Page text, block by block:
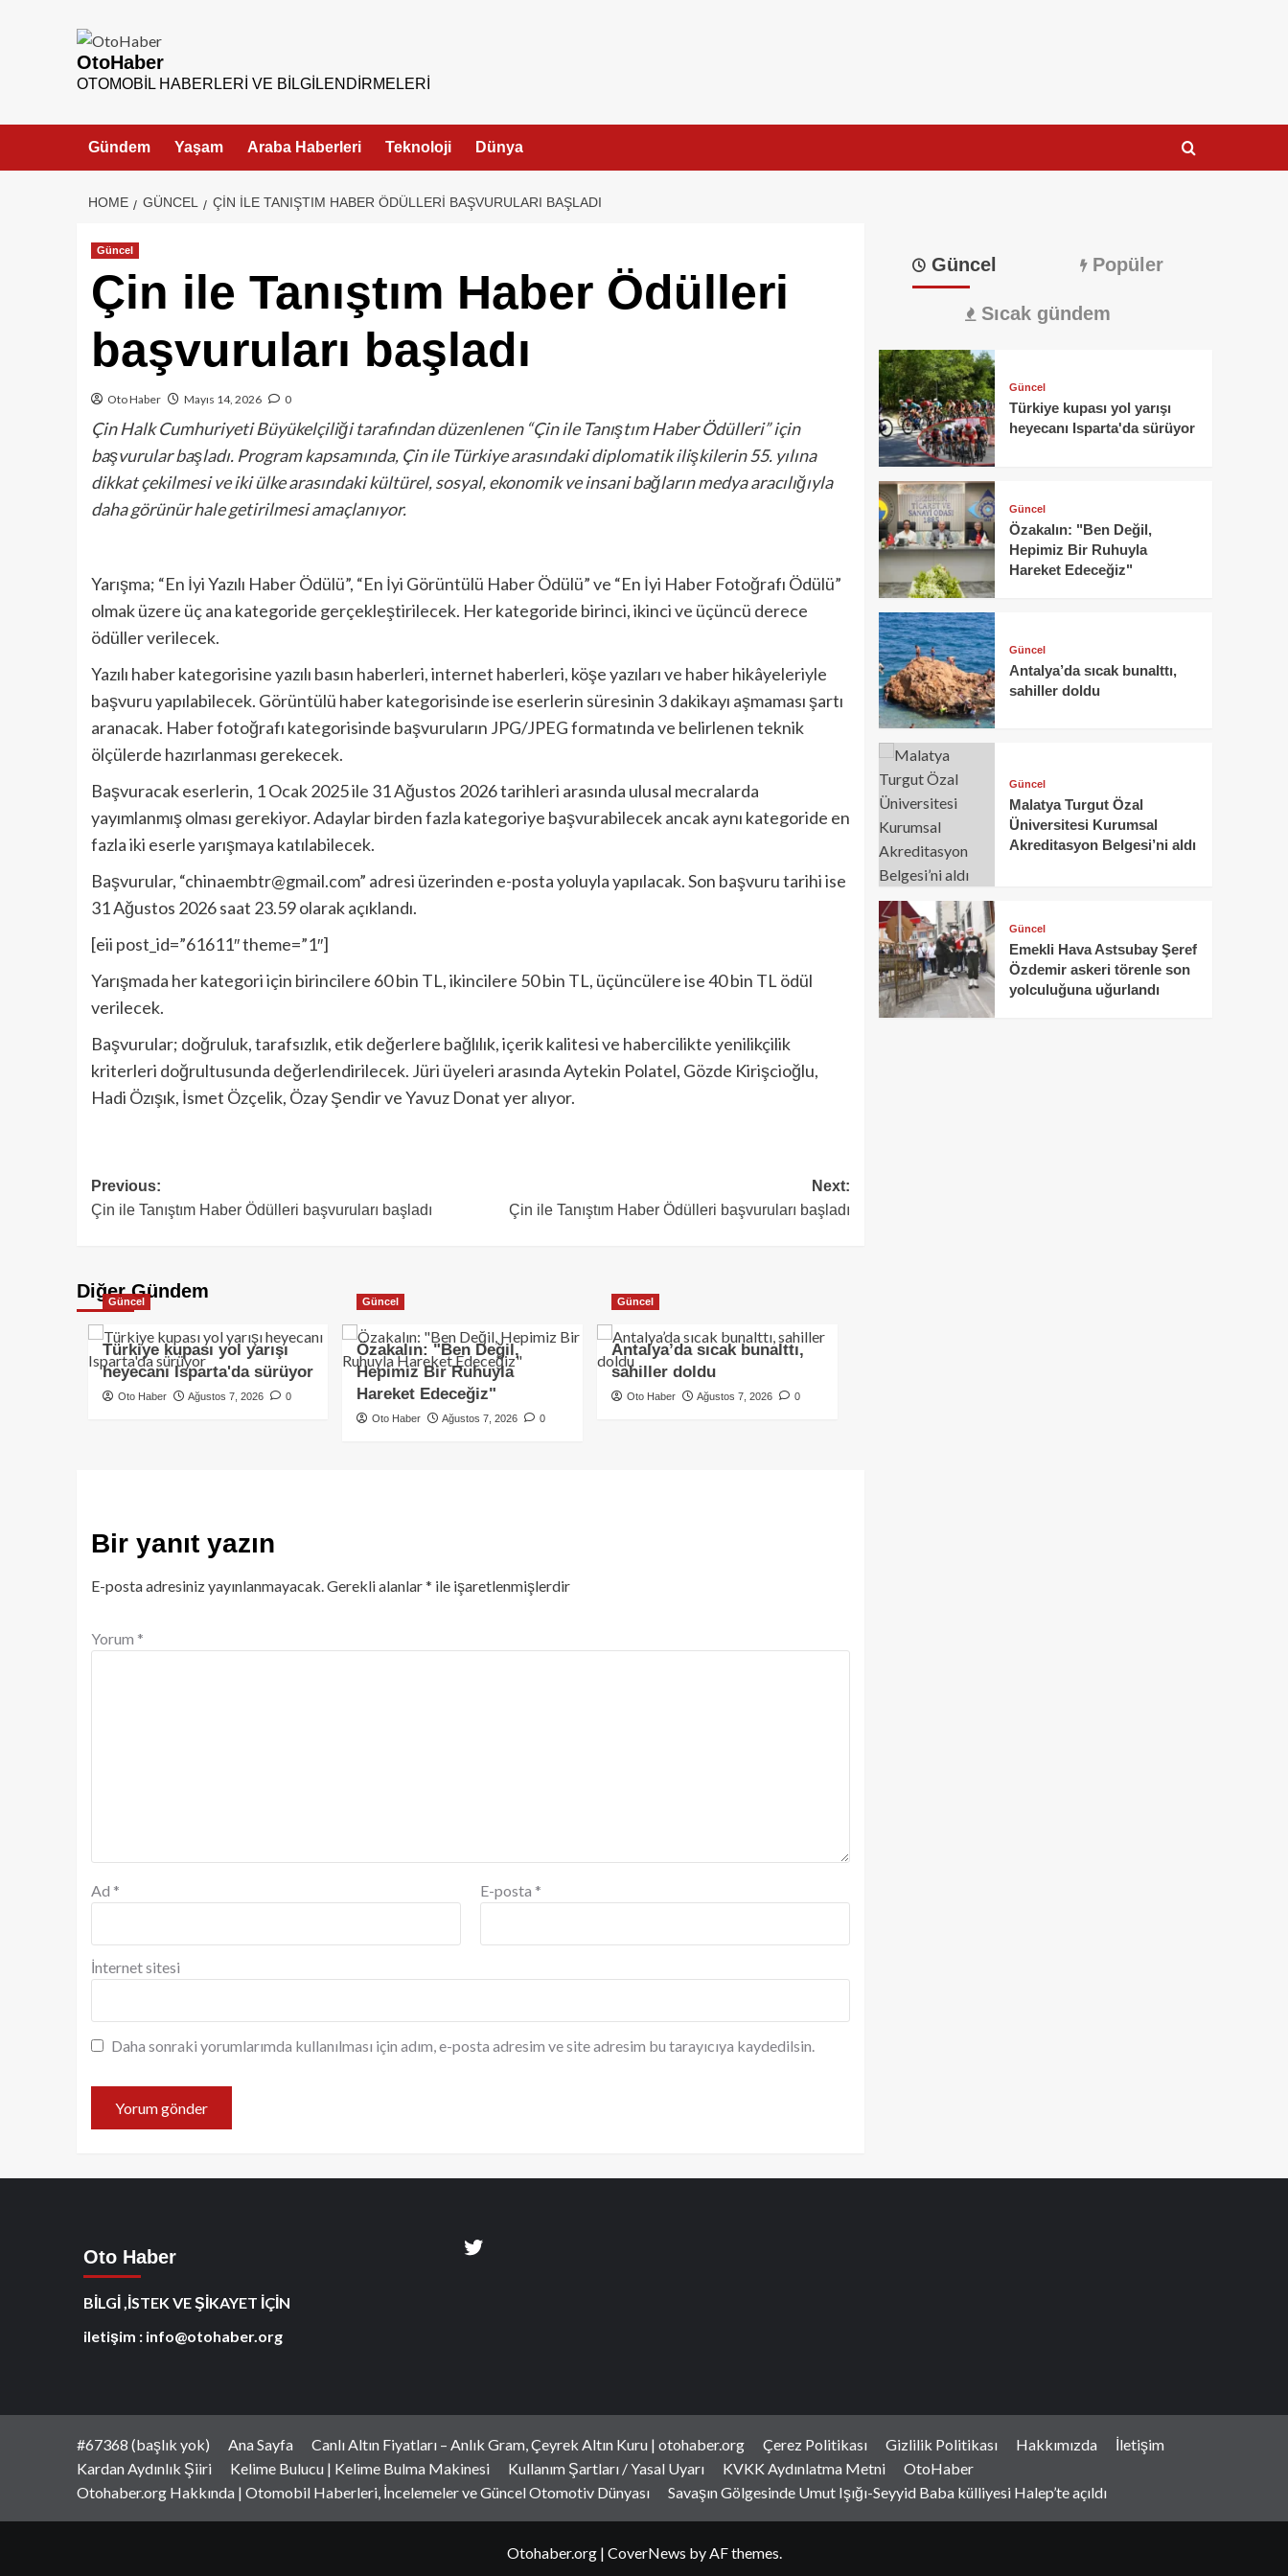
OtoHaber
OTOMOBIL HABERLERI VE BILGILENDIRMELERI
Gündem Yaşam Araba Haberleri Teknoloji Dünya
HOME GÜNCEL ÇIN ILE TANIŞTIM HABER ÖDÜLLERI BAŞVURULARI BAŞLADI
Güncel
Çin ile Tanıştım Haber Ödülleri
başvuruları başladı
Oto Haber Mayıs 14, 2026 0
Çin Halk Cumhuriyeti Büyükelçiliği tarafından düzenlenen “Çin ile Tanıştım Haber Ödülleri” için
başvurular başladı. Program kapsamında, Çin ile Türkiye arasındaki diplomatik ilişkilerin 55. yılına
dikkat çekilmesi ve iki ülke arasındaki kültürel, sosyal, ekonomik ve insani bağların medya aracılığıyla
daha görünür hale getirilmesi amaçlanıyor.
Yarışma; “En İyi Yazılı Haber Ödülü”, “En İyi Görüntülü Haber Ödülü” ve “En İyi Haber Fotoğrafı Ödülü”
olmak üzere üç ana kategoride gerçekleştirilecek. Her kategoride birinci, ikinci ve üçüncü derece
ödüller verilecek.
Yazılı haber kategorisine yazılı basın haberleri, internet haberleri, köşe yazıları ve haber hikâyeleriyle
başvuru yapılabilecek. Görüntülü haber kategorisinde ise eserlerin süresinin 3 dakikayı aşmaması şartı
aranacak. Haber fotoğrafı kategorisinde başvuruların JPG/JPEG formatında ve belirlenen teknik
ölçülerde hazırlanması gerekecek.
Başvuracak eserlerin, 1 Ocak 2025 ile 31 Ağustos 2026 tarihleri arasında ulusal mecralarda
yayımlanmış olması gerekiyor. Adaylar birden fazla kategoriye başvurabilecek ancak aynı kategoride en
fazla iki eserle yarışmaya katılabilecek.
Başvurular, “chinaembtr@gmail.com” adresi üzerinden e-posta yoluyla yapılacak. Son başvuru tarihi ise
31 Ağustos 2026 saat 23.59 olarak açıklandı.
[eii post_id=”61611″ theme=”1″]
Yarışmada her kategori için birincilere 60 bin TL, ikincilere 50 bin TL, üçüncülere ise 40 bin TL ödül
verilecek.
Başvurular; doğruluk, tarafsızlık, etik değerlere bağlılık, içerik kalitesi ve habercilikte yenilikçilik
kriterleri doğrultusunda değerlendirilecek. Jüri üyeleri arasında Aytekin Polatel, Gözde Kirişcioğlu,
Hadi Özışık, İsmet Özçelik, Özay Şendir ve Yavuz Donat yer alıyor.
Previous:
Çin ile Tanıştım Haber Ödülleri başvuruları başladı
Next:
Çin ile Tanıştım Haber Ödülleri başvuruları başladı
Diğer Gündem
Güncel
Türkiye kupası yol yarışı
heyecanı Isparta'da sürüyor
Oto Haber Ağustos 7, 2026 0
Güncel
Özakalın: "Ben Değil,
Hepimiz Bir Ruhuyla
Hareket Edeceğiz"
Oto Haber Ağustos 7, 2026 0
Güncel
Antalya’da sıcak bunalttı,
sahiller doldu
Oto Haber Ağustos 7, 2026 0
Bir yanıt yazın
E-posta adresiniz yayınlanmayacak.Gerekli alanlar* ile işaretlenmişlerdir
Yorum *
Ad * E-posta *
İnternet sitesi
Daha sonraki yorumlarımda kullanılması için adım, e-posta adresim ve site adresim bu tarayıcıya kaydedilsin.
Güncel Popüler
Sıcak gündem
Güncel
Türkiye kupası yol yarışı
heyecanı Isparta'da sürüyor
Güncel
Özakalın: "Ben Değil,
Hepimiz Bir Ruhuyla
Hareket Edeceğiz"
Güncel
Antalya’da sıcak bunalttı,
sahiller doldu
Güncel
Malatya Turgut Özal
Üniversitesi Kurumsal
Akreditasyon Belgesi’ni aldı
Güncel
Emekli Hava Astsubay Şeref
Özdemir askeri törenle son
yolculuğuna uğurlandı
Oto Haber
BİLGİ ,İSTEK VE ŞİKAYET İÇİN
iletişim : info@otohaber.org
#67368 (başlık yok) Ana Sayfa Canlı Altın Fiyatları – Anlık Gram, Çeyrek Altın Kuru | otohaber.org Çerez Politikası Gizlilik Politikası Hakkımızda
İletişim
Kardan Aydınlık Şiiri
Kelime Bulucu | Kelime Bulma Makinesi Kullanım Şartları / Yasal Uyarı KVKK Aydınlatma Metni
OtoHaber
Otohaber.org Hakkında | Otomobil Haberleri, İncelemeler ve Güncel Otomotiv Dünyası
Savaşın Gölgesinde Umut Işığı-Seyyid Baba külliyesi Halep’te açıldı
Otohaber.org | CoverNews by AF themes.